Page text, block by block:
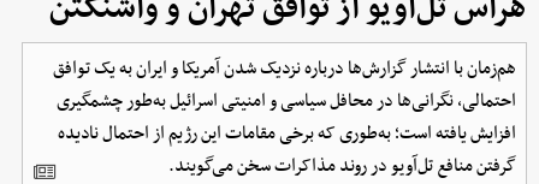
هم‌زمان با انتشار گزارش‌ها درباره نزدیک شدن آمریکا و ایران به یک توافق
احتمالی، نگرانی‌ها در محافل سیاسی و امنیتی اسرائیل به‌طور چشمگیری
افزایش یافته است؛ به‌طوری که برخی مقامات این رژیم از احتمال نادیده
گرفتن منافع تل‌آویو در روند مذاکرات سخن می‌گویند.